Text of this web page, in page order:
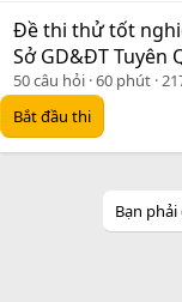
Đề thi thử tốt
Sở GD&ĐT Tuyên
50 câu hỏi 60 phút
Bắt đầu thi
Bạn